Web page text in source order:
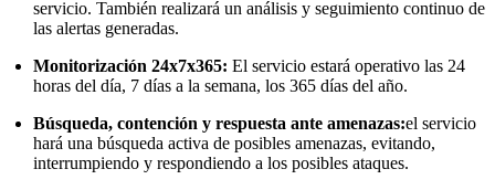
servicio. También realizará un análisis y seguimiento continuo de
las alertas generadas.
Monitorización 24x7x365:El servicio estará operativo las 24
horas del día, 7 días a la semana, los 365 días del año.
Búsqueda, contención y respuesta ante amenazas:el servicio
hará una búsqueda activa de posibles amenazas, evitando,
interrumpiendo y respondiendo a los posibles ataques.